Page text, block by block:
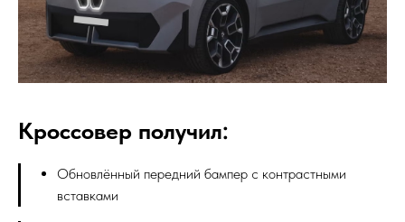
Кроссовер получил:
Обновлённый передний бампер с контрастными
вставками